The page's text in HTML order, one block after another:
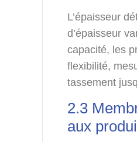
L’épaisseur
d’épaisseur
capacité, les
flexibilité,
tassement
2.3
aux